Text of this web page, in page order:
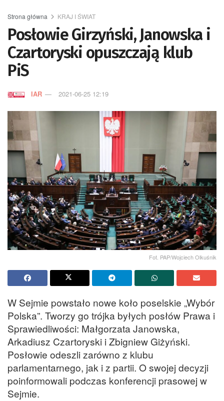
Strona główna KRAJ I ŚWIAT
Posłowie Girzyński, Janowska i
Czartoryski opuszczają klub
PiS
IAR 2021-06-25 12:19
Fot. PAP/Wojciech Olkuśnik
W Sejmie powstało nowe koło poselskie „Wybór
Polska”. Tworzy go trójka byłych posłów Prawa i
Sprawiedliwości: Małgorzata Janowska,
Arkadiusz Czartoryski i Zbigniew Giżyński.
Posłowie odeszli zarówno z klubu
parlamentarnego, jak i z partii. O swojej decyzji
poinformowali podczas konferencji prasowej w
Sejmie.